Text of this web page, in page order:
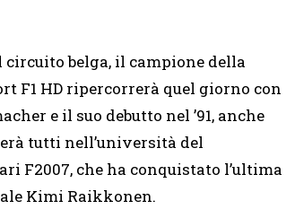
belga, il campione della
F1 HD ripercorrerà quel giorno con
e il suo debutto nel ’91, anche
tutti nell’università del
F2007, che ha conquistato l’ultima
Kimi Raikkonen.